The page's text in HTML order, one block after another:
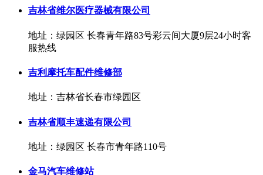
吉林省维尔医疗器械有限公司
地址：绿园区 长春青年路83号彩云间大厦9层24小时客
服热线
吉利摩托车配件维修部
地址：吉林省长春市绿园区
吉林省顺丰速递有限公司
地址：绿园区 长春市青年路110号
金马汽车维修站